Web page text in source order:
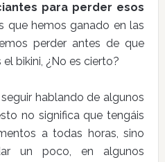
para perder esos
que hemos ganado en las
perder antes de que
bikini, ¿No es cierto?
hablando de algunos
no significa que tengáis
a todas horas, sino
un poco, en algunos